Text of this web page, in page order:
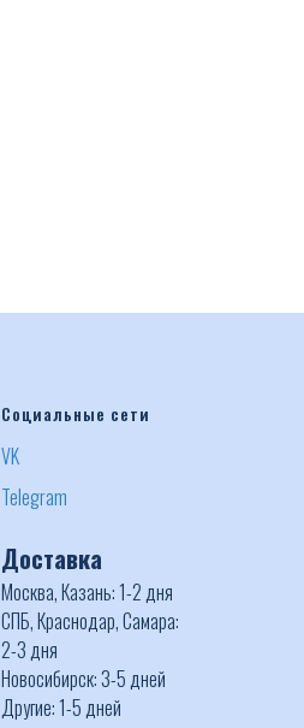
Социальные сети
VK
Telegram
Доставка
Москва, Казань: 1-2 дня
СПБ, Краснодар, Самара:
2-3 дня
Новосибирск: 3-5 дней
Другие: 1-5 дней